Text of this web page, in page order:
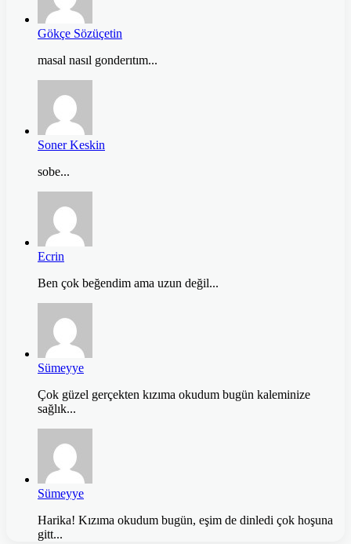
Gökçe Sözüçetin
masal nasıl gonderıtım...
Soner Keskin
sobe...
Ecrin
Ben çok beğendim ama uzun değil...
Sümeyye
Çok güzel gerçekten kızıma okudum bugün kaleminize
sağlık...
Sümeyye
Harika! Kızıma okudum bugün, eşim de dinledi çok hoşuna
gitt...